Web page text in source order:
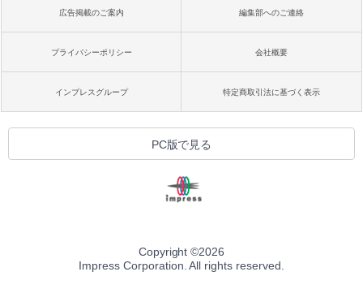
広告掲載のご案内 編集部へのご連絡
プライバシーポリシー 会社概要
インプレスグループ 特定商取引法に基づく表示
PC版で見る
Copyright ©2026
Impress Corporation. All rights reserved.